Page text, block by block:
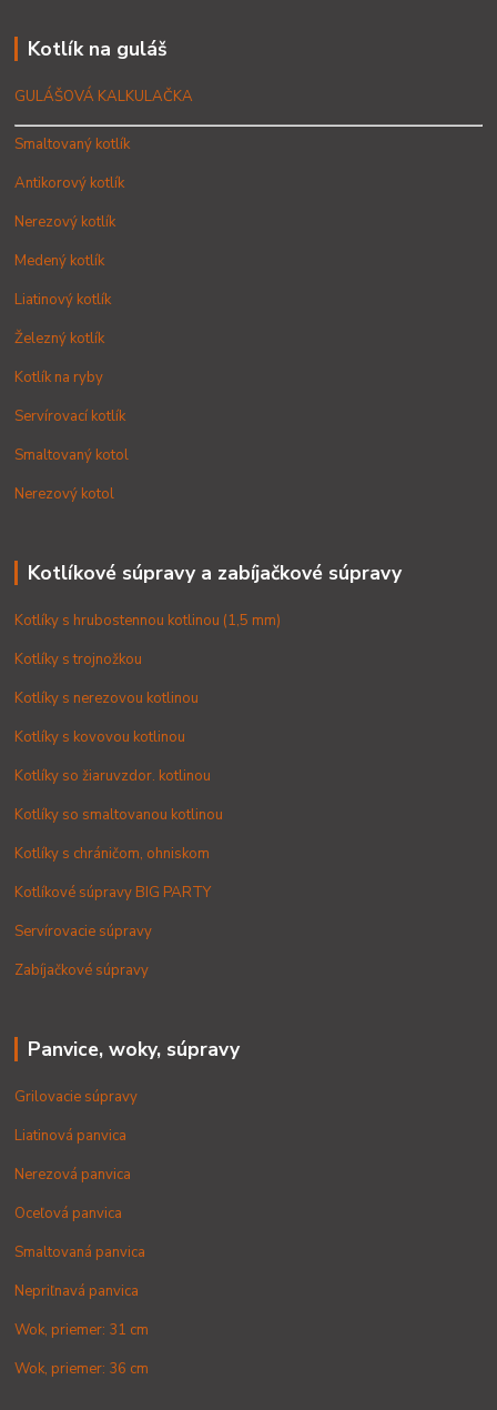
Kotlík na guláš
GULÁŠOVÁ KALKULAČKA
Smaltovaný kotlík
Antikorový kotlík
Nerezový kotlík
Medený kotlík
Liatinový kotlík
Železný kotlík
Kotlík na ryby
Servírovací kotlík
Smaltovaný kotol
Nerezový kotol
Kotlíkové súpravy a zabíjačkové súpravy
Kotlíky s hrubostennou kotlinou (1,5 mm)
Kotlíky s trojnožkou
Kotlíky s nerezovou kotlinou
Kotlíky s kovovou kotlinou
Kotlíky so žiaruvzdor. kotlinou
Kotlíky so smaltovanou kotlinou
Kotlíky s chráničom, ohniskom
Kotlíkové súpravy BIG PARTY
Servírovacie súpravy
Zabíjačkové súpravy
Panvice, woky, súpravy
Grilovacie súpravy
Liatinová panvica
Nerezová panvica
Oceľová panvica
Smaltovaná panvica
Nepriľnavá panvica
Wok, priemer: 31 cm
Wok, priemer: 36 cm